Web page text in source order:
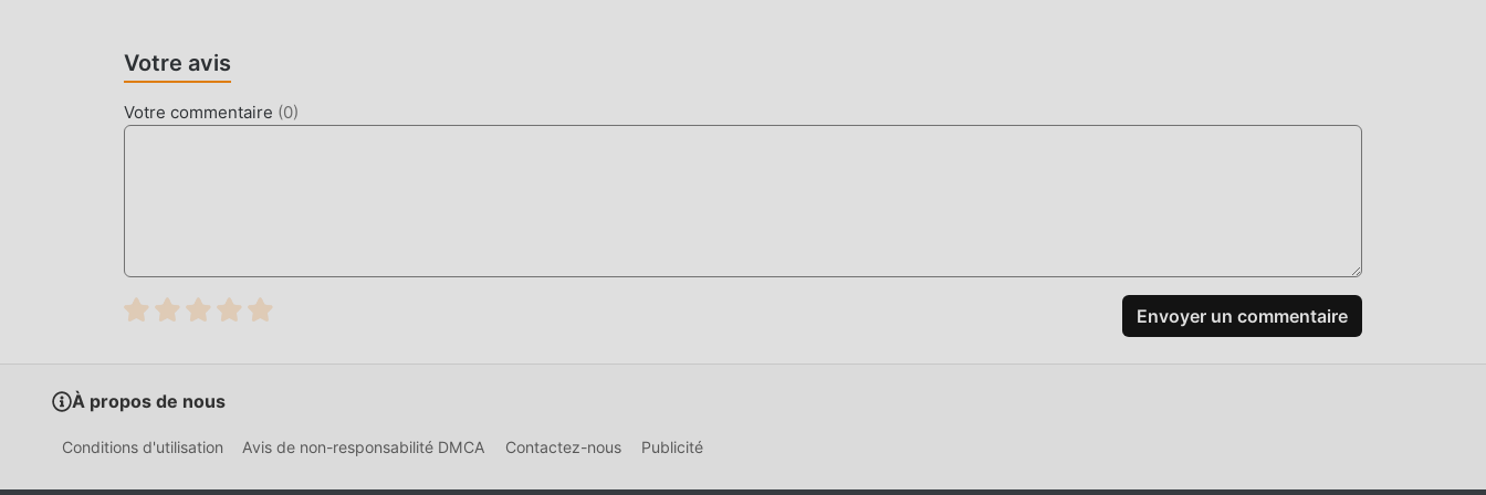
maintenant!
Votre avis
Votre commentaire (0)
Envoyer un commentaire
À propos de nous
Conditions d'utilisation Avis de non-responsabilité DMCA Contactez-nous Publicité